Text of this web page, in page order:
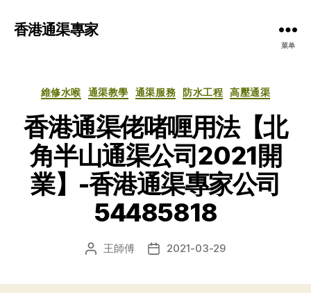
香港通渠專家
菜单
分
維修水喉 通渠教學 通渠服務 防水工程 高壓通渠
香港通渠佬啫喱用法【北
角半山通渠公司2021開
業】-香港通渠專家公司
54485818
文 王師傅
发 2021-03-29